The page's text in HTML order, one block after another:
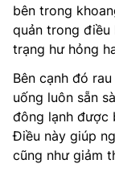
bên trong
quản trong điều
trạng hư hỏng
Bên cạnh đó
uống luôn sẵn
đông lạnh được
Điều này giúp
cũng như giảm